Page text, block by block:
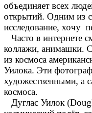
объединяет всех
открытий. Одним из
исследование, хочу
Часто в интернете
коллажи, анимашки.
из космоса
Уилока. Эти
художественными, а
космоса.
Дуглас Уилок